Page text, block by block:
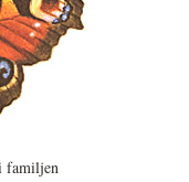
familjen